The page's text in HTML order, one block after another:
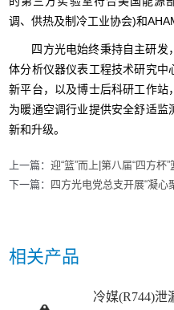
调、供热及制冷工业协会)和
四方光电始终秉持自主研发
体分析仪器仪表工程技术研究中
新平台，以及博士后科研工作站
为暖通空调行业提供安全舒适监
新和升级。
上一篇：迎“篮”而上|第八届“四方杯
下一篇：
四方光电党总支开展“凝心
相关产品
冷媒(R744)泄